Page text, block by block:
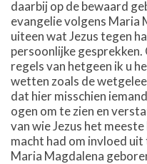
daarbij op de bewaard
evangelie volgens Maria
uiteen wat Jezus tegen
persoonlijke
regels van hetgeen ik u
wetten zoals de
dat hier misschien
ogen om te zien en
van wie Jezus het
macht had om invloed
Maria Magdalena